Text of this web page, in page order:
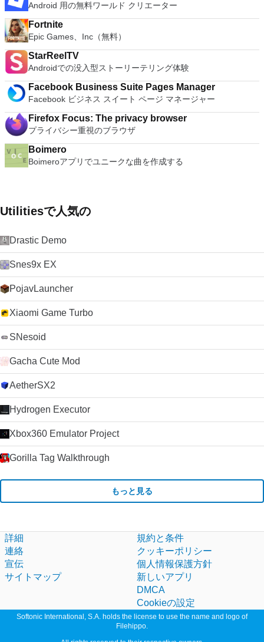
Android 用の無料ワールド クリエーター
Fortnite
Epic Games、Inc（無料）
StarReelTV
Androidでの没入型ストーリーテリング体験
Facebook Business Suite Pages Manager
Facebook ビジネス スイート ページ マネージャー
Firefox Focus: The privacy browser
プライバシー重視のブラウザ
Boimero
Boimeroアプリでユニークな曲を作成する
Utilitiesで人気の
Drastic Demo
Snes9x EX
PojavLauncher
Xiaomi Game Turbo
SNesoid
Gacha Cute Mod
AetherSX2
Hydrogen Executor
Xbox360 Emulator Project
Gorilla Tag Walkthrough
もっと見る
詳細
連絡
宣伝
サイトマップ
規約と条件
クッキーポリシー
個人情報保護方針
新しいアプリ
DMCA
Cookieの設定
Softonic International, S.A. holds the license to use the name and logo of
Filehippo.